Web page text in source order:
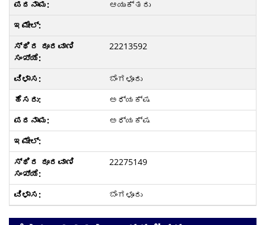
ಆಯುಕ್ತರು
22213592
ಬೆಂಗಳೂರು
ಅಧ್ಯಕ್ಷ
ಅಧ್ಯಕ್ಷ
22275149
ಬೆಂಗಳೂರು